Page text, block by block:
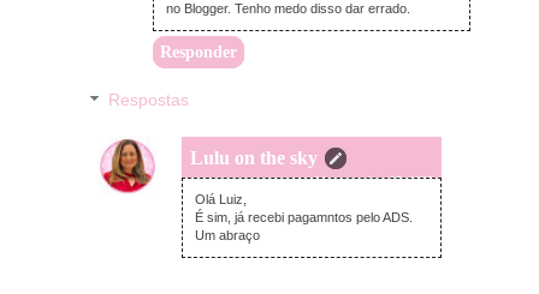
no Blogger. Tenho medo disso dar errado.
Responder
Respostas
Lulu on the sky
terça-feira, outubro 25, 2022
Olá Luiz,
É sim, já recebi pagamntos pelo ADS.
Um abraço